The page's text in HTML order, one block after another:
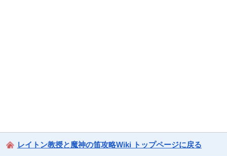
レイトン教授と魔神の笛攻略Wiki トップページに戻る